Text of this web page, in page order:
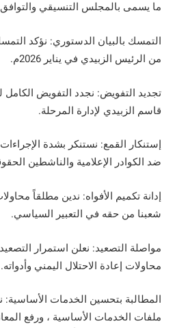
ما يسمى بالمجلس التنسيقي
التمسك بالبيان الدستوري: نؤكد
من الرئيس الزبيدي في يناير 2026م.
تجديد التفويض: نجدد التفويض
قاسم الزبيدي لإدارة المرحلة.
إستنكار القمع: نستنكر بشدة
ضد الكوادر الإعلامية والناشطين
إدانة تكميم الأفواه: ندين مطلقاً
شعبنا من حقه في التعبير السياسي.
مواصلة التصعيد: نعلن استمرار
محاولات إعادة الاحتلال اليمني وأدواته.
المطالبة بتحسين الخدمات
ملفات الخدمات الأساسية ، ورفع